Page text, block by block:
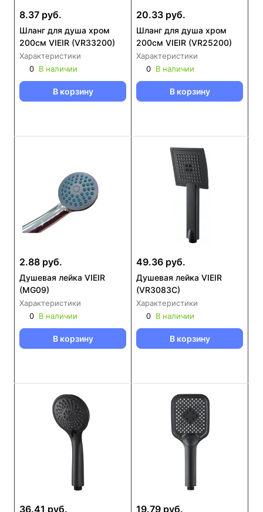
8.37 руб.
Шланг для душа хром
200см VIEIR (VR33200)
Характеристики
0 В наличии
В корзину
20.33 руб.
Шланг для душа хром
200см VIEIR (VR25200)
Характеристики
0 В наличии
В корзину
2.88 руб.
Душевая лейка VIEIR
(MG09)
Характеристики
0 В наличии
В корзину
49.36 руб.
Душевая лейка VIEIR
(VR3083C)
Характеристики
0 В наличии
В корзину
36.41 руб. 19.79 руб.